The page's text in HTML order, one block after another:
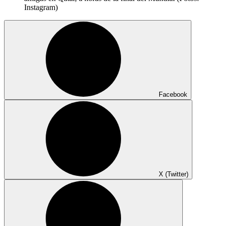
Instagram)
Facebook
X (Twitter)